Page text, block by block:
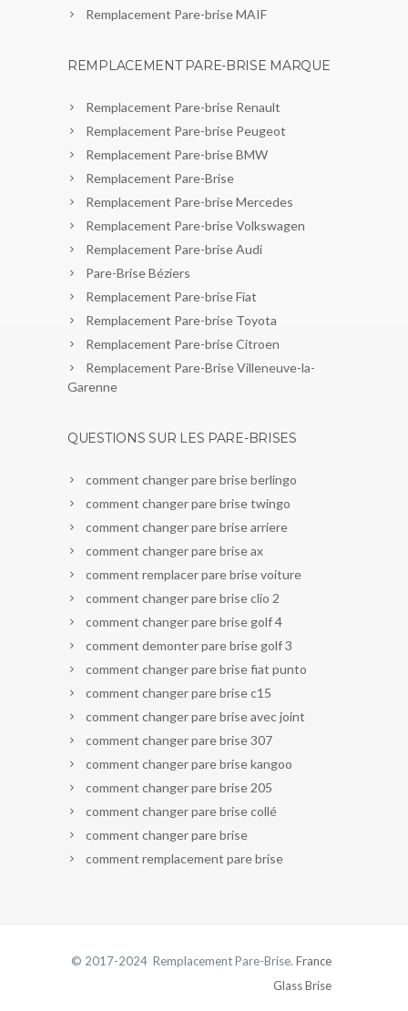
Remplacement Pare-brise MAIF
REMPLACEMENT PARE-BRISE MARQUE
Remplacement Pare-brise Renault
Remplacement Pare-brise Peugeot
Remplacement Pare-brise BMW
Remplacement Pare-Brise
Remplacement Pare-brise Mercedes
Remplacement Pare-brise Volkswagen
Remplacement Pare-brise Audi
Pare-Brise Béziers
Remplacement Pare-brise Fiat
Remplacement Pare-brise Toyota
Remplacement Pare-brise Citroen
Remplacement Pare-Brise Villeneuve-la-
Garenne
QUESTIONS SUR LES PARE-BRISES
comment changer pare brise berlingo
comment changer pare brise twingo
comment changer pare brise arriere
comment changer pare brise ax
comment remplacer pare brise voiture
comment changer pare brise clio 2
comment changer pare brise golf 4
comment demonter pare brise golf 3
comment changer pare brise fiat punto
comment changer pare brise c15
comment changer pare brise avec joint
comment changer pare brise 307
comment changer pare brise kangoo
comment changer pare brise 205
comment changer pare brise collé
comment changer pare brise
comment remplacement pare brise
© 2017-2024 Remplacement Pare-Brise. France
Glass Brise